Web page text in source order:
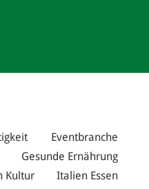
Eventbranche
Gesunde Ernährung
Kultur Italien Essen